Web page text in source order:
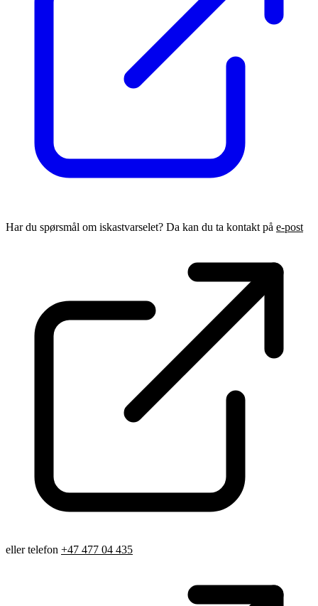
Har du spørsmål om iskastvarselet? Da kan du ta kontakt på e-post
eller telefon +47 477 04 435